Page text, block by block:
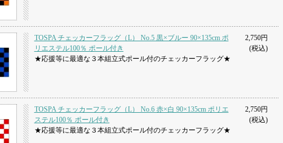
TOSPA チェッカーフラッグ（L） No.5 黒×ブルー 90×135cm ポ
リエステル100％ ポール付き
2,750円
(税込)
★応援等に最適な３本組立式ポール付のチェッカーフラッグ★
TOSPA チェッカーフラッグ（L） No.6 赤×白 90×135cm ポリエ
ステル100％ ポール付き
2,750円
(税込)
★応援等に最適な３本組立式ポール付のチェッカーフラッグ★